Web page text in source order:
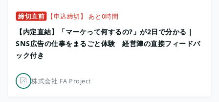
締切直前 【申込締切】 あと0時間
【内定直結】「マーケって何するの?」が2日で分かる｜
SNS広告の仕事をまるごと体験 経営陣の直接フィードバ
ック付き
株式会社 FA Project